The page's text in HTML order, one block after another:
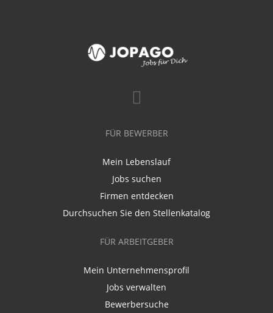
FÜR BEWERBER
Mein Lebenslauf
Jobs suchen
Firmen entdecken
Durchsuchen Sie den Stellenkatalog
FÜR ARBEITGEBER
Mein Unternehmensprofil
Jobs verwalten
Bewerbersuche